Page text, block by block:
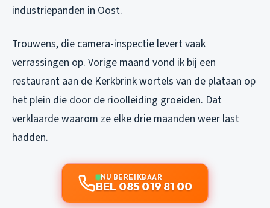
industriepanden in Oost.
Trouwens, die camera-inspectie levert vaak
verrassingen op. Vorige maand vond ik bij een
restaurant aan de Kerkbrink wortels van de plataan op
het plein die door de rioolleiding groeiden. Dat
verklaarde waarom ze elke drie maanden weer last
hadden.
NU BEREIKBAAR
BEL 085 019 81 00